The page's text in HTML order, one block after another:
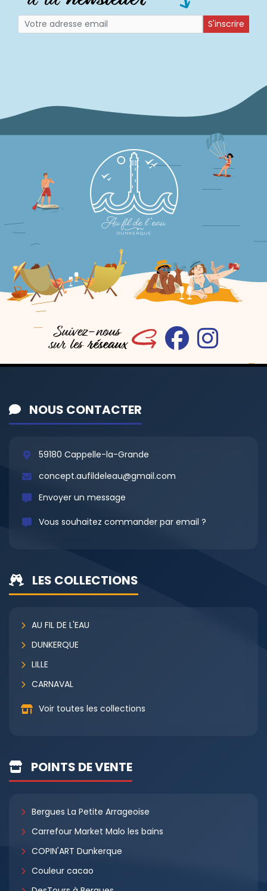
S'inscrire
NOUS CONTACTER
59180 Cappelle-la-Grande
concept.aufildeleau@gmail.com
Envoyer un message
Vous souhaitez commander par email ?
LES COLLECTIONS
AU FIL DE L'EAU
DUNKERQUE
LILLE
CARNAVAL
Voir toutes les collections
POINTS DE VENTE
Bergues La Petite Arrageoise
Carrefour Market Malo les bains
COPIN'ART Dunkerque
Couleur cacao